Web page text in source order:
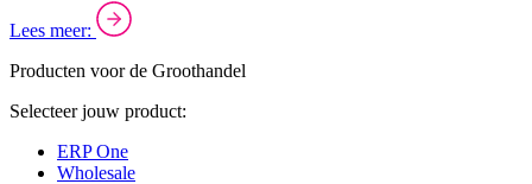
Lees meer:
Producten voor de Groothandel
Selecteer jouw product:
ERP One
Wholesale